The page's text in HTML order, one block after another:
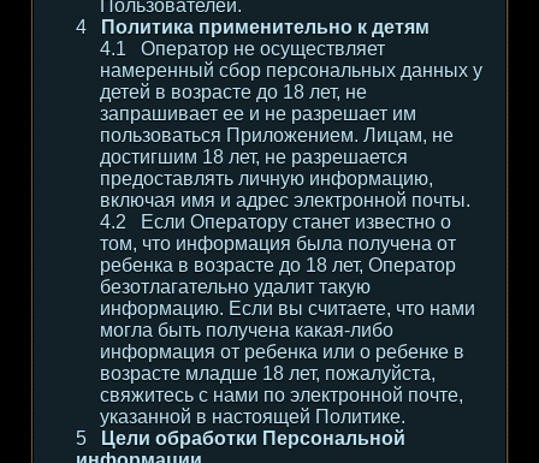
Пользователей.
Политика применительно к детям
Оператор не осуществляет
намеренный сбор персональных данных у
детей в возрасте до 18 лет, не
запрашивает ее и не разрешает им
пользоваться Приложением. Лицам, не
достигшим 18 лет, не разрешается
предоставлять личную информацию,
включая имя и адрес электронной почты.
Если Оператору станет известно о
том, что информация была получена от
ребенка в возрасте до 18 лет, Оператор
безотлагательно удалит такую
информацию. Если вы считаете, что нами
могла быть получена какая-либо
информация от ребенка или о ребенке в
возрасте младше 18 лет, пожалуйста,
свяжитесь с нами по электронной почте,
указанной в настоящей Политике.
Цели обработки Персональной